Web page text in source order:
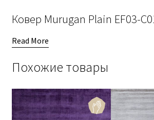
Ковер Murugan Plain EF03-
Read More
Похожие товары